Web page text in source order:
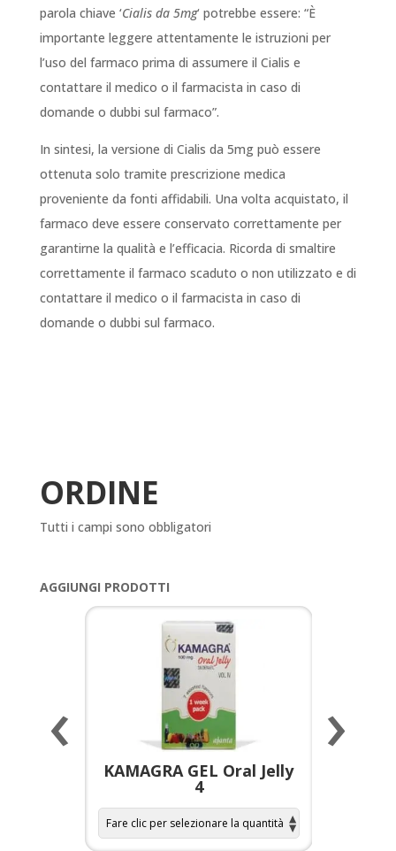
parola chiave ‘Cialis da 5mg‘ potrebbe essere: “È
importante leggere attentamente le istruzioni per
l’uso del farmaco prima di assumere il Cialis e
contattare il medico o il farmacista in caso di
domande o dubbi sul farmaco”.
In sintesi, la versione di Cialis da 5mg può essere
ottenuta solo tramite prescrizione medica
proveniente da fonti affidabili. Una volta acquistato, il
farmaco deve essere conservato correttamente per
garantirne la qualità e l’efficacia. Ricorda di smaltire
correttamente il farmaco scaduto o non utilizzato e di
contattare il medico o il farmacista in caso di
domande o dubbi sul farmaco.
ORDINE
Tutti i campi sono obbligatori
AGGIUNGI PRODOTTI
KAMAGRA GEL Oral Jelly
4
‹ ›